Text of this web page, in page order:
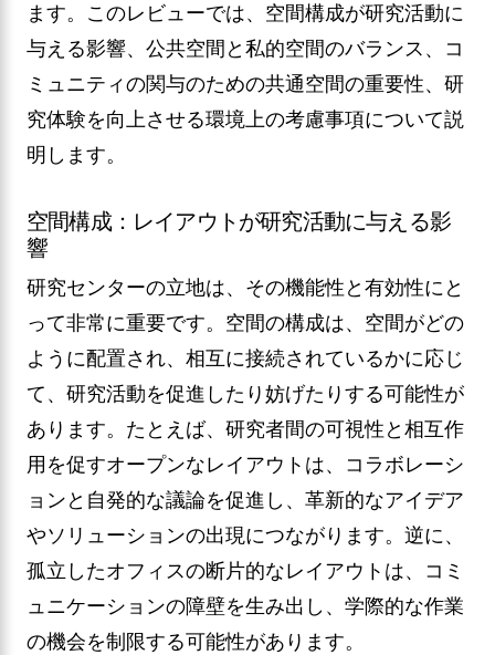
ます。このレビューでは、空間構成が研究活動に
与える影響、公共空間と私的空間のバランス、コ
ミュニティの関与のための共通空間の重要性、研
究体験を向上させる環境上の考慮事項について説
明します。
空間構成：レイアウトが研究活動に与える影
響
研究センターの立地は、その機能性と有効性にと
って非常に重要です。空間の構成は、空間がどの
ように配置され、相互に接続されているかに応じ
て、研究活動を促進したり妨げたりする可能性が
あります。たとえば、研究者間の可視性と相互作
用を促すオープンなレイアウトは、コラボレーシ
ョンと自発的な議論を促進し、革新的なアイデア
やソリューションの出現につながります。逆に、
孤立したオフィスの断片的なレイアウトは、コミ
ュニケーションの障壁を生み出し、学際的な作業
の機会を制限する可能性があります。